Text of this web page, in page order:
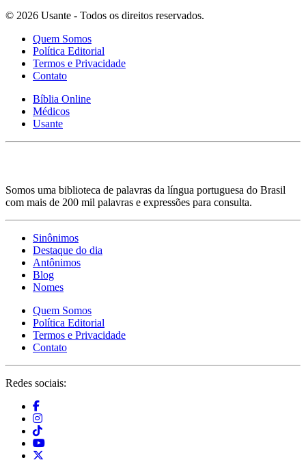
© 2026 Usante - Todos os direitos reservados.
Quem Somos
Política Editorial
Termos e Privacidade
Contato
Bíblia Online
Médicos
Usante
Somos uma biblioteca de palavras da língua portuguesa do Brasil
com mais de 200 mil palavras e expressões para consulta.
Sinônimos
Destaque do dia
Antônimos
Blog
Nomes
Quem Somos
Política Editorial
Termos e Privacidade
Contato
Redes sociais: